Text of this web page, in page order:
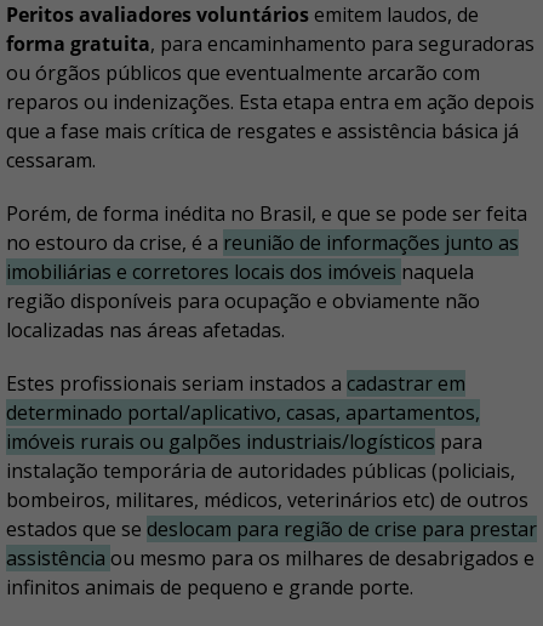
Peritos avaliadores voluntáriosemitem laudos, de
forma gratuita, para encaminhamento para seguradoras
ou órgãos públicos que eventualmente arcarão com
reparos ou indenizações. Esta etapa entra em ação depois
que a fase mais crítica de resgates e assistência básica já
cessaram.
Porém, de forma inédita no Brasil, e que se pode ser feita
no estouro da crise, é a reunião de informações junto as
imobiliárias e corretores locais dos imóveis naquela
região disponíveis para ocupação e obviamente não
localizadas nas áreas afetadas.
Estes profissionais seriam instados a cadastrar em
determinado portal/aplicativo, casas, apartamentos,
imóveis rurais ou galpões industriais/logísticos para
instalação temporária de autoridades públicas (policiais,
bombeiros, militares, médicos, veterinários etc) de outros
estados que se deslocam para região de crise para prestar
assistência ou mesmo para os milhares de desabrigados e
infinitos animais de pequeno e grande porte.